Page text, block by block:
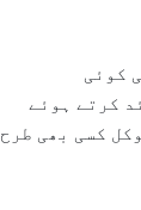
بھی کوئی
کرتے ہوئے
کسی بھی طرح